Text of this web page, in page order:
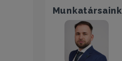
Munkatársaink